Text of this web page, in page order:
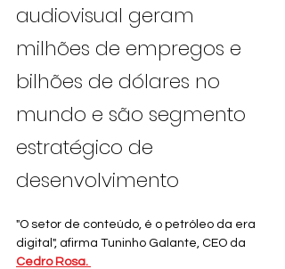
audiovisual geram
milhões de empregos e
bilhões de dólares no
mundo e são segmento
estratégico de
desenvolvimento
"O setor de conteúdo, é o petróleo da era
digital", afirma Tuninho Galante, CEO da
Cedro Rosa.